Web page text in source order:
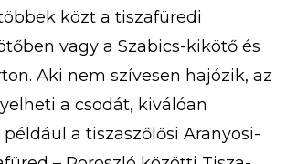
közt a tiszafüredi
vagy a Szabics-kikötő és
Aki nem szívesen hajózik, az
a csodát, kiválóan
a tiszaszőlősi Aranyosi-